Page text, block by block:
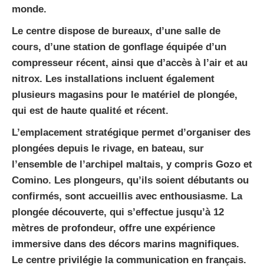
monde.
Le centre dispose de bureaux, d’une salle de
cours, d’une station de gonflage équipée d’un
compresseur récent, ainsi que d’accès à l’air et au
nitrox. Les installations incluent également
plusieurs magasins pour le matériel de plongée,
qui est de haute qualité et récent.
L’emplacement stratégique permet d’organiser des
plongées depuis le rivage, en bateau, sur
l’ensemble de l’archipel maltais, y compris Gozo et
Comino. Les plongeurs, qu’ils soient débutants ou
confirmés, sont accueillis avec enthousiasme. La
plongée découverte, qui s’effectue jusqu’à 12
mètres de profondeur, offre une expérience
immersive dans des décors marins magnifiques.
Le centre privilégie la communication en français.